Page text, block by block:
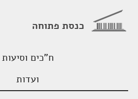
כנסת פתוחה
ח"כים וסיעות
ועדות